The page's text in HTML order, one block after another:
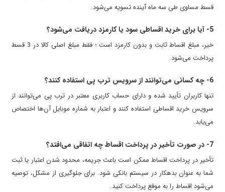
قسط مساوی طی سه ماه آینده تسویه می‌شود.
5- آیا برای خرید اقساطی سود یا کارمزد دریافت می‌شود؟
خیر، مبلغ اقساط ثابت و بدون کارمزد است ؛ فقط مبلغ اصلی کالا در 3 قسط
پرداخت می‌شود.
6- چه کسانی می‌توانند از سرویس ترب پی استفاده کنند؟
تنها کاربران تأیید شده و دارای حساب کاربری معتبر در ترب پی می‌توانند از
سرویس خرید اقساطی استفاده کنند و اعتبار به شماره موبایل آن‌ها اختصاص
می‌یابد.
7- در صورت تأخیر در پرداخت اقساط چه اتفاقی می‌افتد؟
تأخیر در پرداخت اقساط ممکن است باعث جریمه، محدود شدن اعتبار یا ثبت
شما به عنوان بدهکار در سیستم بانکی شود. برای جلوگیری از مشکل، توصیه
می‌شود اقساط را به موقع پرداخت کنید.